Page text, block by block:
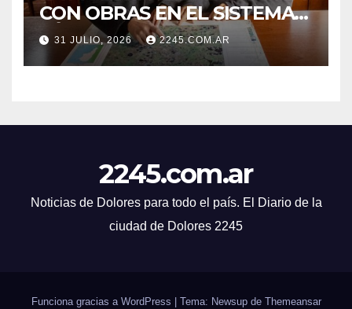
CON OBRAS EN EL SISTEMA
HÍDRICO DE DOLORES
31 JULIO, 2026 2245.COM.AR
2245.com.ar
Noticias de Dolores para todo el país. El Diario de la
ciudad de Dolores 2245
Funciona gracias a WordPress Tema: Newsup de Themeansar